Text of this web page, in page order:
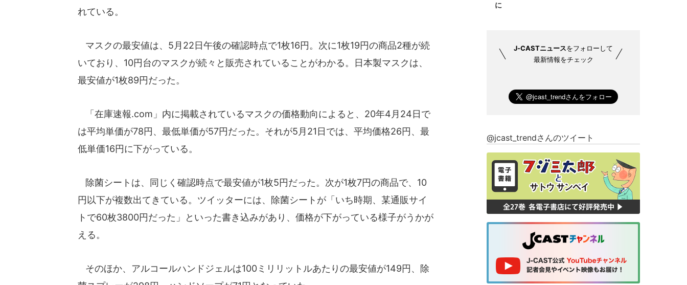
れている。
マスクの最安値は、5月22日午後の確認時点で1枚16円。次に1枚19円の商品2種が続
いており、10円台のマスクが続々と販売されていることがわかる。日本製マスクは、
最安値が1枚89円だった。
「在庫速報.com」内に掲載されているマスクの価格動向によると、20年4月24日で
は平均単価が78円、最低単価が57円だった。それが5月21日では、平均価格26円、最
低単価16円に下がっている。
除菌シートは、同じく確認時点で最安値が1枚5円だった。次が1枚7円の商品で、10
円以下が複数出てきている。ツイッターには、除菌シートが「いち時期、某通販サイ
トで60枚3800円だった」といった書き込みがあり、価格が下がっている様子がうかが
える。
そのほか、アルコールハンドジェルは100ミリリットルあたりの最安値が149円、除
に
J-CASTニュースをフォローして
最新情報をチェック
@jcast_trendさんのツイート